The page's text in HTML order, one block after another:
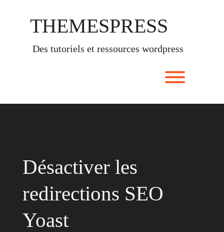
THEMESPRESS
des tutoriels et ressources wordpress
Désactiver les
redirections SEO
Yoast